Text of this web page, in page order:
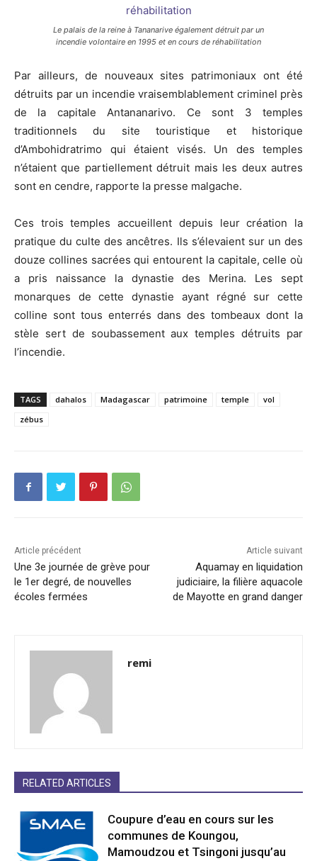
Le palais de la reine à Tananarive également détruit par un
incendie volontaire en 1995 et en cours de réhabilitation
Par ailleurs, de nouveaux sites patrimoniaux ont été
détruits par un incendie vraisemblablement criminel près
de la capitale Antananarivo. Ce sont 3 temples
traditionnels du site touristique et historique
d’Ambohidratrimo qui étaient visés. Un des temples
n’étaient que partiellement détruit mais les deux autres
sont en cendre, rapporte la presse malgache.
Ces trois temples accueillent depuis leur création la
pratique du culte des ancêtres. Ils s’élevaient sur un des
douze collines sacrées qui entourent la capitale, celle où
a pris naissance la dynastie des Merina. Les sept
monarques de cette dynastie ayant régné sur cette
colline sont tous enterrés dans des tombeaux dont la
stèle sert de soubassement aux temples détruits par
l’incendie.
TAGS dahalos Madagascar patrimoine temple
vol
zébus
Article précédent
Une 3e journée de grève pour
le 1er degré, de nouvelles
écoles fermées
Article suivant
Aquamay en liquidation
judiciaire, la filière aquacole
de Mayotte en grand danger
remi
RELATED ARTICLES
Coupure d’eau en cours sur les
communes de Koungou,
Mamoudzou et Tsingoni jusqu’au